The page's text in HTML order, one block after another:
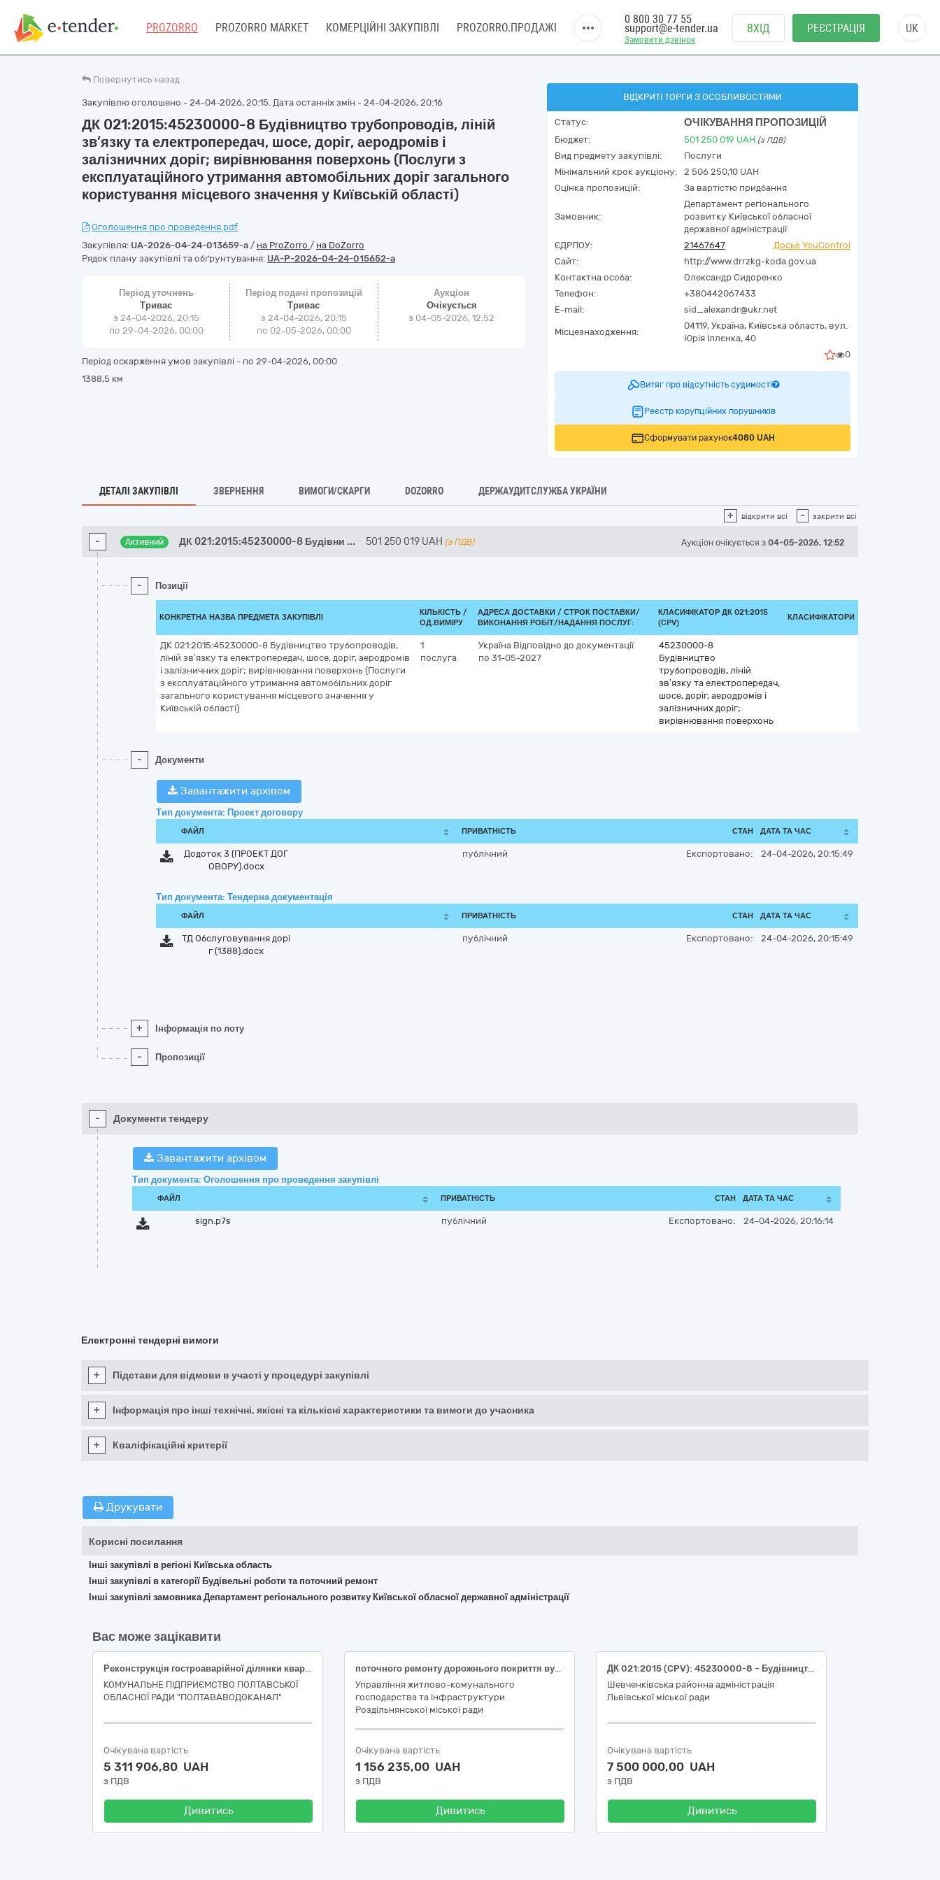
PROZORRO PROZORRO MARKET КОМЕРЦІЙНІ ЗАКУПІВЛІ PROZORRO.ПРОДАЖІ
Замовити дзвінок
0 800 30 77 55
support@e-tender.ua ВХІД РЕЄСТРАЦІЯ UK
Повернутись назад
Закупівлю оголошено - 24-04-2026, 20:15. Дата останніх змін - 24-04-2026, 20:16
ДК 021:2015:45230000-8 Будівництво трубопроводів, ліній
зв’язку та електропередач, шосе, доріг, аеродромів і
залізничних доріг; вирівнювання поверхонь (Послуги з
експлуатаційного утримання автомобільних доріг загального
користування місцевого значення у Київській області)
Оголошення про проведення.pdf
Закупівля: UA-2026-04-24-013659-a / на ProZorro / на DoZorro
Рядок плану закупівлі та обґрунтування: UA-P-2026-04-24-015652-a
Період уточнень
Триває
з 24-04-2026, 20:15
по 29-04-2026, 00:00
Період подачі пропозицій
Триває
з 24-04-2026, 20:15
по 02-05-2026, 00:00
Аукціон
Очікується
з 04-05-2026, 12:52
Період оскарження умов закупівлі - по 29-04-2026, 00:00
1388,5 км
ВІДКРИТІ ТОРГИ З ОСОБЛИВОСТЯМИ
Статус: ОЧІКУВАННЯ ПРОПОЗИЦІЙ
Бюджет: 501 250 019 UAH (з ПДВ)
Вид предмету закупівлі:
Послуги
Мінімальний крок аукціону:
2 506 250,10 UAH
Оцінка пропозицій:
За вартістю придбання
Замовник:
Департамент регіонального
розвитку Київської обласної
державної адміністрації
ЄДРПОУ:
21467647
Досьє YouControl
Сайт:
http://www.drrzkg-koda.gov.ua
Контактна особа:
Олександр Сидоренко
Телефон:
+380442067433
E-mail:
sid_alexandr@ukr.net
Місцезнаходження:
04119, Україна, Київська область, вул.
Юрія Іллєнка, 40
0
Витяг про відсутність судимості
Реєстр корупційних порушників
Сформувати рахунок4080 UAH
ДЕТАЛІ ЗАКУПІВЛІ ЗВЕРНЕННЯ ВИМОГИ/СКАРГИ DOZORRO ДЕРЖАУДИТСЛУЖБА УКРАЇНИ
+ відкрити всі - закрити всі
- Активний ДК 021:2015:45230000-8 Будівни ... 501 250 019 UAH (з ПДВ) Аукціон очікується з 04-05-2026, 12:52
- Позиції
КОНКРЕТНА НАЗВА ПРЕДМЕТА ЗАКУПІВЛІ
КІЛЬКІСТЬ /
ОД.ВИМІРУ
АДРЕСА ДОСТАВКИ / СТРОК ПОСТАВКИ/
ВИКОНАННЯ РОБІТ/НАДАННЯ ПОСЛУГ:
КЛАСИФІКАТОР ДК 021:2015
(CPV)
КЛАСИФІКАТОРИ
ДК 021:2015:45230000-8 Будівництво трубопроводів,
ліній зв’язку та електропередач, шосе, доріг, аеродромів
і залізничних доріг; вирівнювання поверхонь (Послуги
з експлуатаційного утримання автомобільних доріг
загального користування місцевого значення у
Київській області)
1
послуга
Україна Відповідно до документації
по 31-05-2027
45230000-8
Будівництво
трубопроводів, ліній
зв’язку та електропередач,
шосе, доріг, аеродромів і
залізничних доріг;
вирівнювання поверхонь
- Документи
Завантажити архівом
Тип документа: Проект договору
ФАЙЛ ПРИВАТНІСТЬ СТАН ДАТА ТА ЧАС
Додоток 3 (ПРОЕКТ ДОГ
ОВОРУ).docx
публічний Експортовано: 24-04-2026, 20:15:49
Тип документа: Тендерна документація
ФАЙЛ ПРИВАТНІСТЬ СТАН ДАТА ТА ЧАС
ТД Обслуговування дорі
г (1388).docx
публічний Експортовано: 24-04-2026, 20:15:49
+ Інформація по лоту
- Пропозиції
- Документи тендеру
Завантажити архівом
Тип документа: Оголошення про проведення закупівлі
ФАЙЛ ПРИВАТНІСТЬ СТАН ДАТА ТА ЧАС
sign.p7s публічний Експортовано: 24-04-2026, 20:16:14
Електронні тендерні вимоги
+ Підстави для відмови в участі у процедурі закупівлі
+ Інформація про інші технічні, якісні та кількісні характеристики та вимоги до учасника
+ Кваліфікаційні критерії
Друкувати
Корисні посилання
Інші закупівлі в регіоні Київська область
Інші закупівлі в категорії Будівельні роботи та поточний ремонт
Інші закупівлі замовника Департамент регіонального розвитку Київської обласної державної адміністрації
Вас може зацікавити
Реконструкція гостроаварійної ділянки квартальної каналізаційної мережі по вул. Гожулівська,6 в м. Полтава
КОМУНАЛЬНЕ ПІДПРИЄМСТВО ПОЛТАВСЬКОЇ
ОБЛАСНОЇ РАДИ "ПОЛТАВАВОДОКАНАЛ"
Очікувана вартість
5 311 906,80 UAH
з ПДВ
Дивитись
поточного ремонту дорожнього покриття вулиць і доріг комунальної власності м. Роздільна: вул. Щаслива; вул. Тираспольська; вул. Водопровідна; вул. Чорноморського козацтва; вул. Св. Інокентія; вул. Шевченка; вул. Г. Кірпи; пров. Марченка Сергія; вул. Малинова; вул. Європейська; вул. Травнева; вул. Св. Миколаївська; площа Привокзальна Роздільнянської міської територіальної громади Одеської області
Управління житлово-комунального
господарства та інфраструктури
Роздільнянської міської ради
Очікувана вартість
1 156 235,00 UAH
з ПДВ
Дивитись
ДК 021:2015 (CPV): 45230000-8 – Будівництво трубопроводів, ліній зв’язку та електропередач, шосе, доріг, аеродромів і залізничних доріг; вирівнювання поверхонь (Поточний ремонт вул. Топольної у м. Львові)
Шевченківська районна адміністрація
Львівської міської ради
Очікувана вартість
7 500 000,00 UAH
з ПДВ
Дивитись